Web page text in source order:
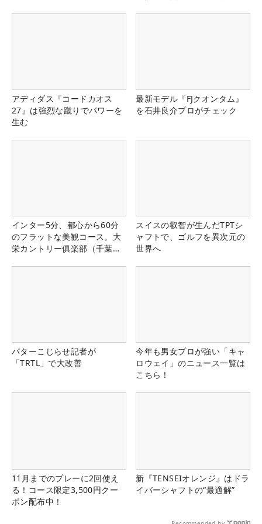
アディダス『コードカオス
27』は強烈な蹴りでパワーを
生む
最新モデル『FJクオンタム』
を石井良介プロがチェック
インター5分、都心から60分
のフラットな美観コース。大
栄カントリー俱楽部（千葉
スイスの叡智が生んだTPTシ
ャフトで、ゴルフを異次元の
世界へ
パターこじらせ記者が
「TRTL」で大改善
今年も男女プロが強い「キャ
ロウェイ」のニュース一覧は
こちら！
11月までのプレーに2回使え
る！コース限定3,500円クー
ポン配布中！
新『TENSEIオレンジ』はドラ
イバーシャフトの“最適解”